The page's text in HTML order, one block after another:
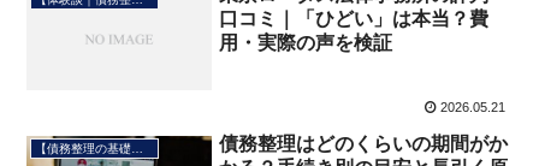
口コミ｜「ひどい」は本当？費
用・実際の声を検証
2026.05.21
【債務整理の基礎知識】
債務整理はどのくらいの期間がか